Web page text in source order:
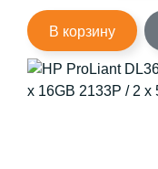
В корзину